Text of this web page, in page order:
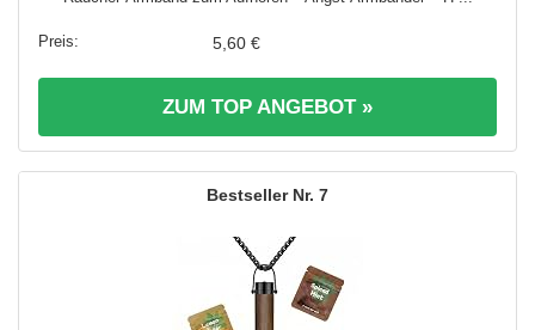
5,60 €
ZUM TOP ANGEBOT »
7